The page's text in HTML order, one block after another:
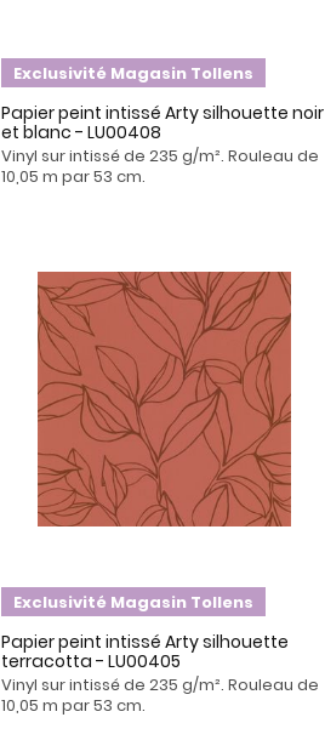
Exclusivité Magasin Tollens
Papier peint intissé Arty silhouette noir
et blanc - LU00408
Vinyl sur intissé de 235 g/m². Rouleau de
10,05 m par 53 cm.
Exclusivité Magasin Tollens
Papier peint intissé Arty silhouette
terracotta - LU00405
Vinyl sur intissé de 235 g/m². Rouleau de
10,05 m par 53 cm.